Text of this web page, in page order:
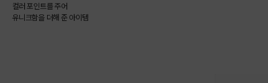
컬러 포인트를 주어
유니크함을 더해 준 아이템